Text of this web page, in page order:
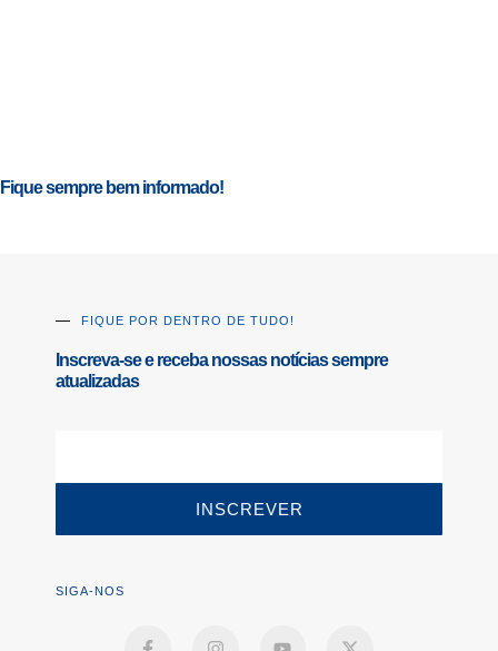
Fique sempre bem informado!
FIQUE POR DENTRO DE TUDO!
Inscreva-se e receba nossas notícias sempre
atualizadas
INSCREVER
SIGA-NOS